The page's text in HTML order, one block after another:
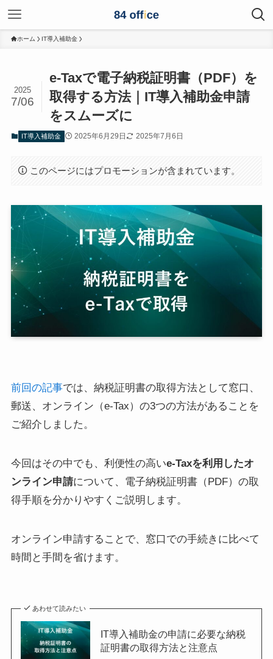
ホーム IT導入補助金
e-Taxで電子納税証明書（PDF）を
取得する方法｜IT導入補助金申請
をスムーズに
2025
7/06
IT導入補助金 2025年6月29日 2025年7月6日
このページにはプロモーションが含まれています。
前回の記事では、納税証明書の取得方法として窓口、
郵送、オンライン（e-Tax）の3つの方法があることを
ご紹介しました。
今回はその中でも、利便性の高いe-Taxを利用したオ
ンライン申請について、電子納税証明書（PDF）の取
得手順を分かりやすくご説明します。
オンライン申請することで、窓口での手続きに比べて
時間と手間を省けます。
あわせて読みたい
IT導入補助金の申請に必要な納税
証明書の取得方法と注意点